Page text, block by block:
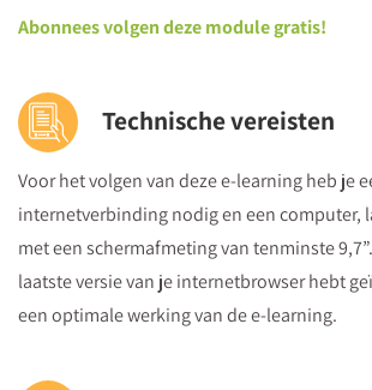
Abonnees volgen deze module gratis!
Technische vereisten
Voor het volgen van deze e-learning heb je
internetverbinding nodig en een computer,
met een schermafmeting van tenminste
laatste versie van je internetbrowser hebt
een optimale werking van de e-learning.